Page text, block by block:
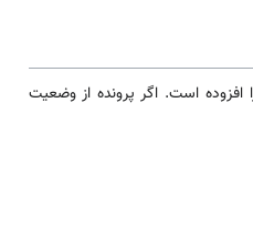
افزوده است. اگر پرونده از وضعیت